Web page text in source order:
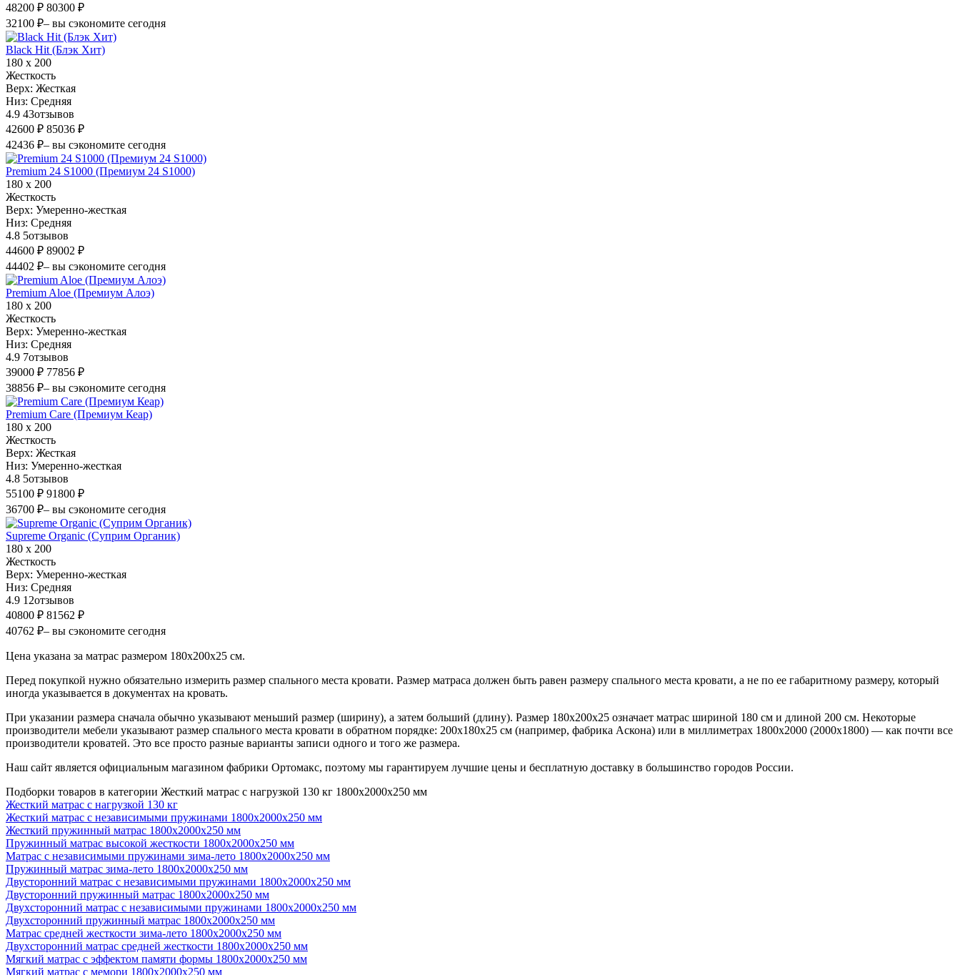
48200 ₽ 80300 ₽
32100 ₽– вы сэкономите сегодня
Black Hit (Блэк Хит)
180 х 200
Жесткость
Верх: Жесткая
Низ: Средняя
4.9 43отзывов
42600 ₽ 85036 ₽
42436 ₽– вы сэкономите сегодня
Premium 24 S1000 (Премиум 24 S1000)
180 х 200
Жесткость
Верх: Умеренно-жесткая
Низ: Средняя
4.8 5отзывов
44600 ₽ 89002 ₽
44402 ₽– вы сэкономите сегодня
Premium Aloe (Премиум Алоэ)
180 х 200
Жесткость
Верх: Умеренно-жесткая
Низ: Средняя
4.9 7отзывов
39000 ₽ 77856 ₽
38856 ₽– вы сэкономите сегодня
Premium Care (Премиум Кеар)
180 х 200
Жесткость
Верх: Жесткая
Низ: Умеренно-жесткая
4.8 5отзывов
55100 ₽ 91800 ₽
36700 ₽– вы сэкономите сегодня
Supreme Organic (Суприм Органик)
180 х 200
Жесткость
Верх: Умеренно-жесткая
Низ: Средняя
4.9 12отзывов
40800 ₽ 81562 ₽
40762 ₽– вы сэкономите сегодня
Цена указана за матрас размером 180х200х25 см.
Перед покупкой нужно обязательно измерить размер спального места кровати. Размер матраса должен быть равен размеру спального места кровати, а не по ее габаритному размеру, который
иногда указывается в документах на кровать.
При указании размера сначала обычно указывают меньший размер (ширину), а затем больший (длину). Размер 180х200х25 означает матрас шириной 180 см и длиной 200 см. Некоторые
производители мебели указывают размер спального места кровати в обратном порядке: 200х180х25 см (например, фабрика Аскона) или в миллиметрах 1800х2000 (2000х1800) — как почти все
производители кроватей. Это все просто разные варианты записи одного и того же размера.
Наш сайт является официальным магазином фабрики Ортомакс, поэтому мы гарантируем лучшие цены и бесплатную доставку в большинство городов России.
Подборки товаров в категории Жесткий матрас с нагрузкой 130 кг 1800х2000х250 мм
Жесткий матрас с нагрузкой 130 кг
Жесткий матрас с независимыми пружинами 1800х2000х250 мм
Жесткий пружинный матрас 1800х2000х250 мм
Пружинный матрас высокой жесткости 1800х2000х250 мм
Матрас с независимыми пружинами зима-лето 1800х2000х250 мм
Пружинный матрас зима-лето 1800х2000х250 мм
Двусторонний матрас с независимыми пружинами 1800х2000х250 мм
Двусторонний пружинный матрас 1800х2000х250 мм
Двухсторонний матрас с независимыми пружинами 1800х2000х250 мм
Двухсторонний пружинный матрас 1800х2000х250 мм
Матрас средней жесткости зима-лето 1800х2000х250 мм
Двухсторонний матрас средней жесткости 1800х2000х250 мм
Мягкий матрас с эффектом памяти формы 1800х2000х250 мм
Мягкий матрас с мемори 1800х2000х250 мм